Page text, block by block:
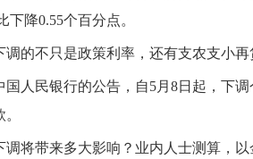
下降0.55个百分点。
调的不只是政策利率，还有支农支小
国人民银行的公告，自5月8日起，下
调将带来多大影响？业内人士测算，